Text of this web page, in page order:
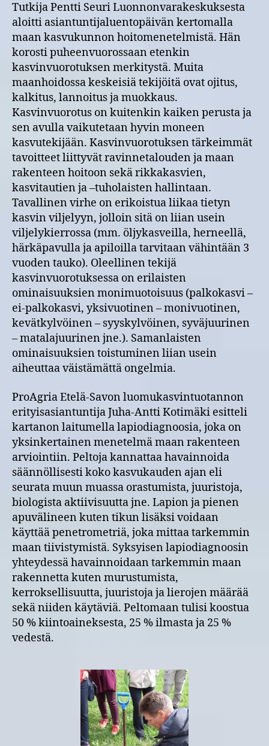
Tutkija Pentti Seuri Luonnonvarakeskuksesta
aloitti asiantuntijaluentopäivän kertomalla
maan kasvukunnon hoitomenetelmistä. Hän
korosti puheenvuorossaan etenkin
kasvinvuorotuksen merkitystä. Muita
maanhoidossa keskeisiä tekijöitä ovat ojitus,
kalkitus, lannoitus ja muokkaus.
Kasvinvuorotus on kuitenkin kaiken perusta ja
sen avulla vaikutetaan hyvin moneen
kasvutekijään. Kasvinvuorotuksen tärkeimmät
tavoitteet liittyvät ravinnetalouden ja maan
rakenteen hoitoon sekä rikkakasvien,
kasvitautien ja –tuholaisten hallintaan.
Tavallinen virhe on erikoistua liikaa tietyn
kasvin viljelyyn, jolloin sitä on liian usein
viljelykierrossa (mm. öljykasveilla, herneellä,
härkäpavulla ja apiloilla tarvitaan vähintään 3
vuoden tauko). Oleellinen tekijä
kasvinvuorotuksessa on erilaisten
ominaisuuksien monimuotoisuus (palkokasvi –
ei-palkokasvi, yksivuotinen – monivuotinen,
kevätkylvöinen – syyskylvöinen, syväjuurinen
– matalajuurinen jne.). Samanlaisten
ominaisuuksien toistuminen liian usein
aiheuttaa väistämättä ongelmia.
ProAgria Etelä-Savon luomukasvintuotannon
erityisasiantuntija Juha-Antti Kotimäki esitteli
kartanon laitumella lapiodiagnoosia, joka on
yksinkertainen menetelmä maan rakenteen
arviointiin. Peltoja kannattaa havainnoida
säännöllisesti koko kasvukauden ajan eli
seurata muun muassa orastumista, juuristoja,
biologista aktiivisuutta jne. Lapion ja pienen
apuvälineen kuten tikun lisäksi voidaan
käyttää penetrometriä, joka mittaa tarkemmin
maan tiivistymistä. Syksyisen lapiodiagnoosin
yhteydessä havainnoidaan tarkemmin maan
rakennetta kuten murustumista,
kerroksellisuutta, juuristoja ja lierojen määrää
sekä niiden käytäviä. Peltomaan tulisi koostua
50 % kiintoaineksesta, 25 % ilmasta ja 25 %
vedestä.